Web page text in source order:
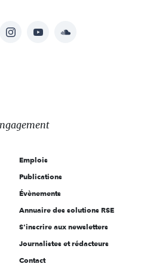
InstagramYouTubeSoundcloud
Emplois
Publications
Évènements
Annuaire des solutions RSE
S'inscrire aux newsletters
Journalistes et rédacteurs
Contact